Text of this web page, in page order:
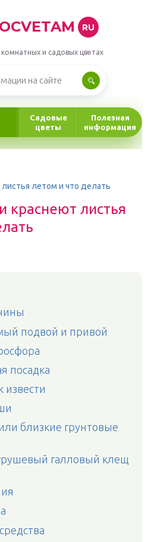
RU
и садовых цветах
Садовые
цветы
Полезная
информация
летом и что делать
краснеют листья
подвой и привой
посадка
извести
близкие грунтовые
галловый клещ